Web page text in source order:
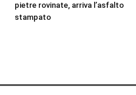
pietre rovinate, arriva l’asfalto
stampato